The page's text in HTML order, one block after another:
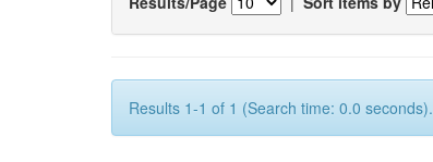
Results 1-1 of 1 (Search time: 0.0 seconds).